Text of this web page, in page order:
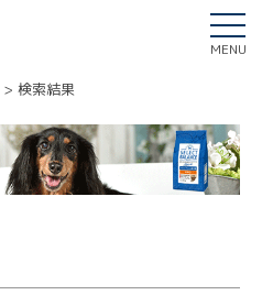
MENU
検索結果